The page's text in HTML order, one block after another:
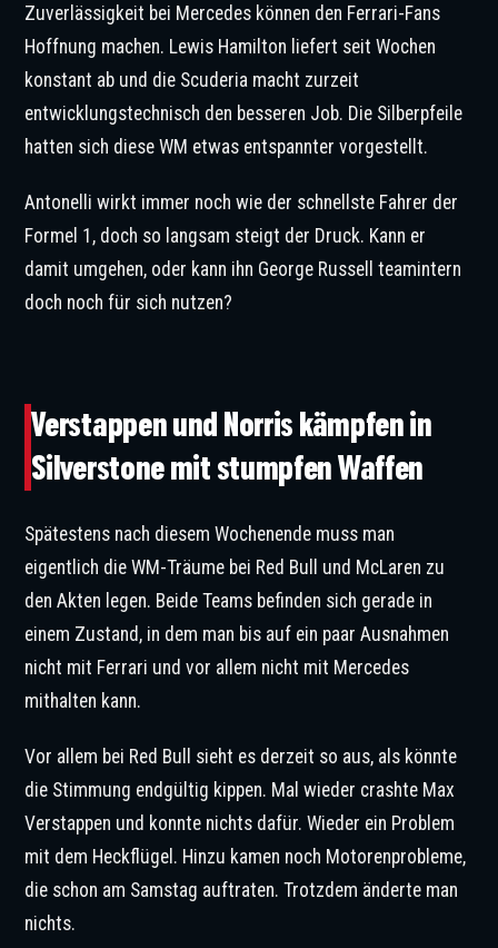
Zuverlässigkeit bei Mercedes können den Ferrari-Fans
Hoffnung machen. Lewis Hamilton liefert seit Wochen
konstant ab und die Scuderia macht zurzeit
entwicklungstechnisch den besseren Job. Die Silberpfeile
hatten sich diese WM etwas entspannter vorgestellt.
Antonelli wirkt immer noch wie der schnellste Fahrer der
Formel 1, doch so langsam steigt der Druck. Kann er
damit umgehen, oder kann ihn George Russell teamintern
doch noch für sich nutzen?
Verstappen und Norris kämpfen in
Silverstone mit stumpfen Waffen
Spätestens nach diesem Wochenende muss man
eigentlich die WM-Träume bei Red Bull und McLaren zu
den Akten legen. Beide Teams befinden sich gerade in
einem Zustand, in dem man bis auf ein paar Ausnahmen
nicht mit Ferrari und vor allem nicht mit Mercedes
mithalten kann.
Vor allem bei Red Bull sieht es derzeit so aus, als könnte
die Stimmung endgültig kippen. Mal wieder crashte Max
Verstappen und konnte nichts dafür. Wieder ein Problem
mit dem Heckflügel. Hinzu kamen noch Motorenprobleme,
die schon am Samstag auftraten. Trotzdem änderte man
nichts.